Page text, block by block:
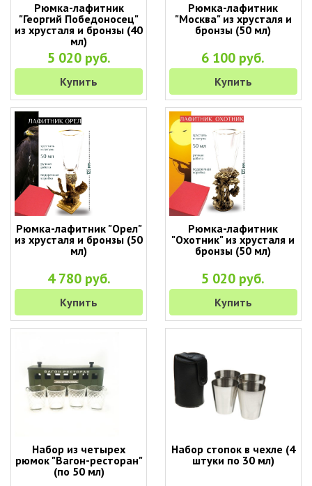
Рюмка-лафитник
"Георгий Победоносец"
из хрусталя и бронзы (40
мл)
5 020 руб.
Купить
Рюмка-лафитник
"Москва" из хрусталя и
бронзы (50 мл)
6 100 руб.
Купить
Рюмка-лафитник "Орел"
из хрусталя и бронзы (50
мл)
4 780 руб.
Купить
Рюмка-лафитник
"Охотник" из хрусталя и
бронзы (50 мл)
5 020 руб.
Купить
Набор из четырех
рюмок "Вагон-ресторан"
(по 50 мл)
Набор стопок в чехле (4
штуки по 30 мл)